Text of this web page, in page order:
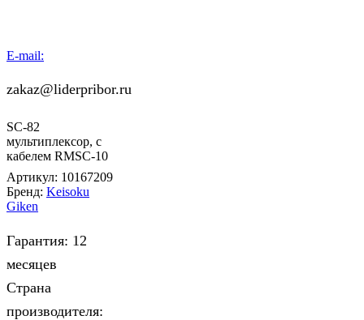
E-mail:
zakaz@liderpribor.ru
SC-82
мультиплексор, c
кабелем RMSC-10
Артикул: 10167209
Бренд: Keisoku
Giken
Гарантия: 12
месяцев
Страна
производителя: